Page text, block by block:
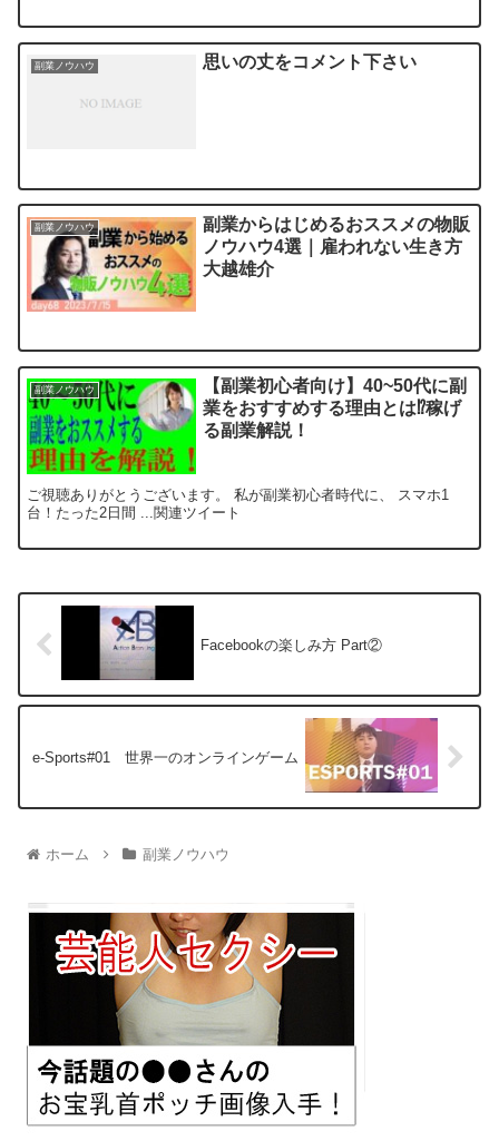
副業ノウハウ 思いの丈をコメント下さい
副業ノウハウ
副業からはじめるおススメの物販
ノウハウ4選｜雇われない生き方
大越雄介
副業ノウハウ
【副業初心者向け】40~50代に副
業をおすすめする理由とは⁉稼げ
る副業解説！
ご視聴ありがとうございます。 私が副業初心者時代に、 スマホ1
台！たった2日間 ...関連ツイート
Facebookの楽しみ方 Part②
e-Sports#01 世界一のオンラインゲーム
ホーム 副業ノウハウ